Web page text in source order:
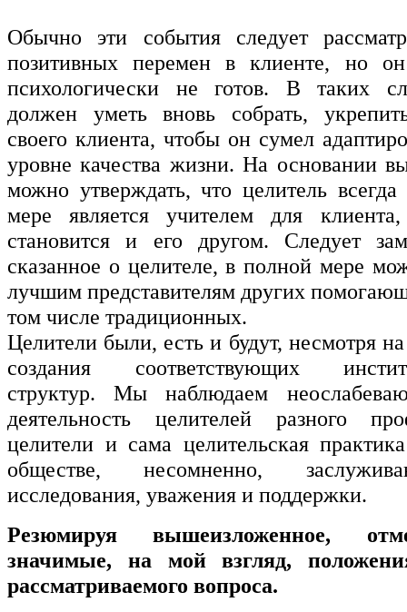
Обычно эти события следует
позитивных перемен в клиенте, но
психологически не готов. В таких
должен уметь вновь собрать,
своего клиента, чтобы он сумел
уровне качества жизни. На основании
можно утверждать, что целитель
мере является учителем для
становится и его другом. Следует
сказанное о целителе, в полной мере
лучшим представителям других
том числе традиционных.
Целители были, есть и будут, несмотря
создания соответствующих
структур. Мы наблюдаем
деятельность целителей разного
целители и сама целительская
обществе, несомненно,
исследования, уважения и поддержки.
Резюмируя вышеизложенное,
значимые, на мой взгляд,
рассматриваемого вопроса.